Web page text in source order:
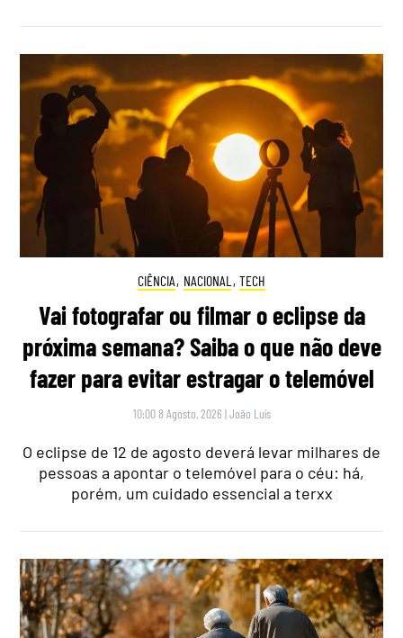
CIÊNCIA, NACIONAL , TECH
Vai fotografar ou filmar o eclipse da
próxima semana? Saiba o que não deve
fazer para evitar estragar o telemóvel
10:00 8 Agosto, 2026 |João Luís
O eclipse de 12 de agosto deverá levar milhares de
pessoas a apontar o telemóvel para o céu: há,
porém, um cuidado essencial a terxx